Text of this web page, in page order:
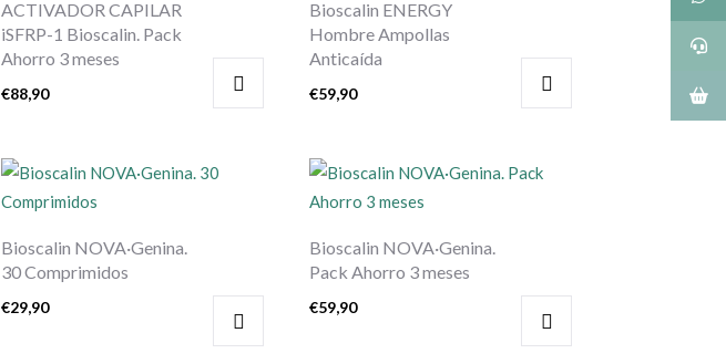
ACTIVADOR CAPILAR
iSFRP-1 Bioscalin. Pack
Ahorro 3 meses
€88,90
Bioscalin ENERGY
Hombre Ampollas
Anticaída
€59,90
Bioscalin NOVA·Genina.
30 Comprimidos
€29,90
Bioscalin NOVA·Genina.
Pack Ahorro 3 meses
€59,90